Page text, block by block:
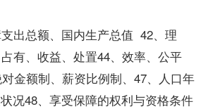
总额、国内生产总值 42、理
有、收益、处置44、效率、公平
金额制、薪资比例制、47、人口年
况48、享受保障的权利与资格条件